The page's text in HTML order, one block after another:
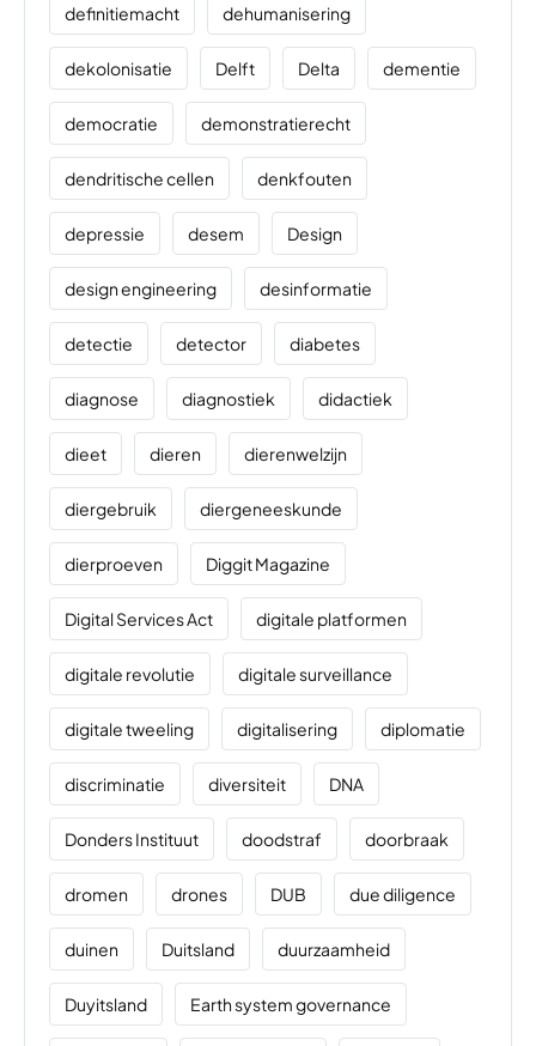
definitiemacht dehumanisering
dekolonisatie Delft Delta dementie
democratie demonstratierecht
dendritische cellen denkfouten
depressie desem Design
design engineering desinformatie
detectie detector diabetes
diagnose diagnostiek didactiek
dieet dieren dierenwelzijn
diergebruik diergeneeskunde
dierproeven Diggit Magazine
Digital Services Act digitale platformen
digitale revolutie digitale surveillance
digitale tweeling digitalisering diplomatie
discriminatie diversiteit DNA
Donders Instituut doodstraf doorbraak
dromen drones DUB due diligence
duinen Duitsland duurzaamheid
Duyitsland Earth system governance